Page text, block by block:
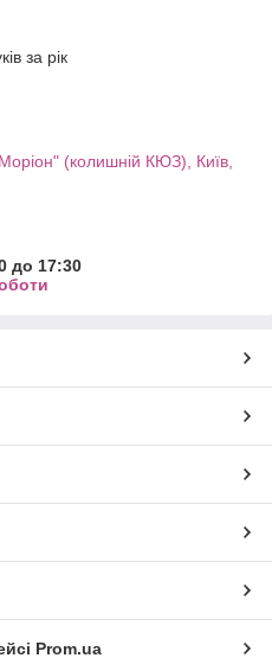
за рік
(колишній КЮЗ), Київ,
до 17:30
Prom.ua